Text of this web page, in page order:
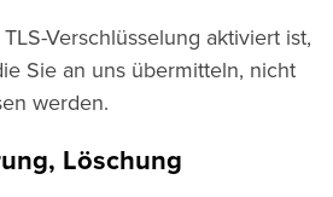
Verschlüsselung aktiviert ist,
Sie an uns übermitteln, nicht
werden.
Löschung